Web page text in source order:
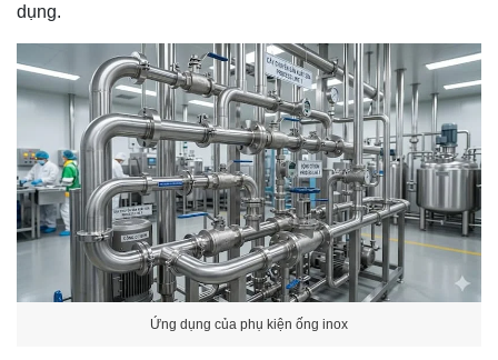
dụng.
Ứng dụng của phụ kiện ống inox